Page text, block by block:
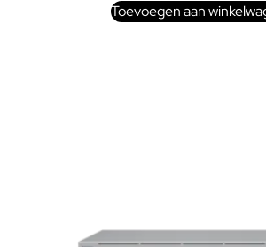
Toevoegen aan